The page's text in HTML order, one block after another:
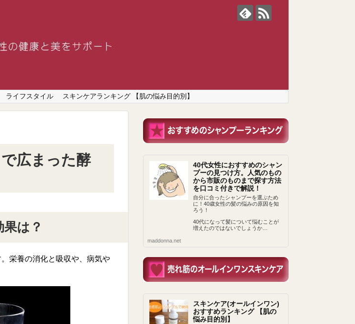
ライフスタイル スキンケアランキング 【肌の悩み目的別】
広まった酵
は？
栄養の消化と吸収や、病気や
40代女性におすすめのシャン
プーの見つけ方。人気のもの
から市販のものまで探す方法
を口コミ付きで解説！
自分に合ったシャンプーを選ぶため
に！40歳女性の髪の悩みの原因を知
ろう！
40代になって髪について悩むことが
増えたのではないでしょうか…
maddonna.net
スキンケア(オールインワン)
おすすめランキング 【肌の
悩み目的別】